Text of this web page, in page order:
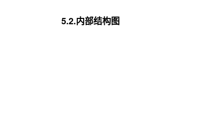
5.2.内部结构图